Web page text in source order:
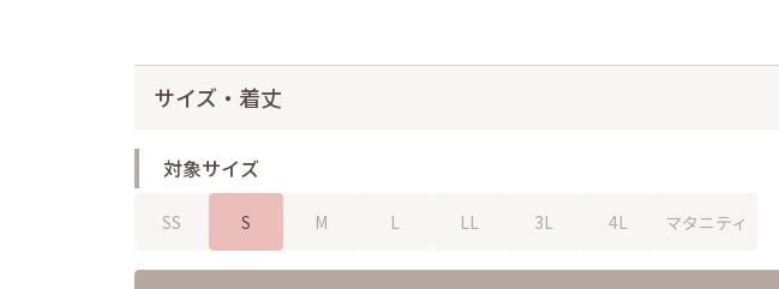
サイズ・着丈
対象サイズ
SS S M L LL 3L 4L マタニティ